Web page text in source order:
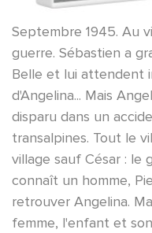
Septembre 1945. Au
guerre. Sébastien a
Belle et lui attendent
d'Angelina... Mais
disparu dans un
transalpines. Tout le
village sauf César : le
connaît un homme,
retrouver Angelina.
femme, l'enfant et